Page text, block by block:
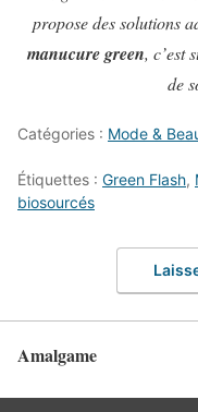
propose des solutions
manucure green, c’est
de
Catégories : Mode &
Étiquettes : Green Flash,
biosourcés
Amalgame